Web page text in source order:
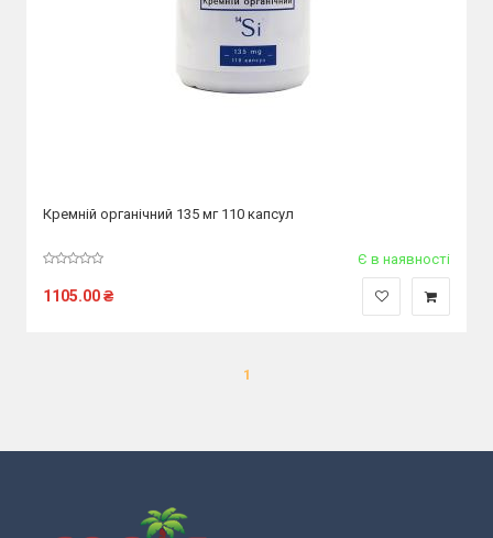
Кремній органічний 135 мг 110 капсул
Є в наявності
1105.00₴
1